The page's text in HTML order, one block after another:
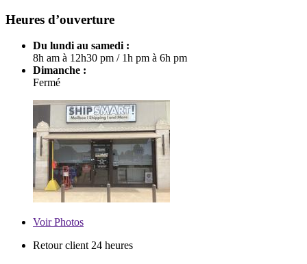
Heures d’ouverture
Du lundi au samedi :
8h am à 12h30 pm / 1h pm à 6h pm
Dimanche :
Fermé
VoirPhotos
Retour client 24 heures